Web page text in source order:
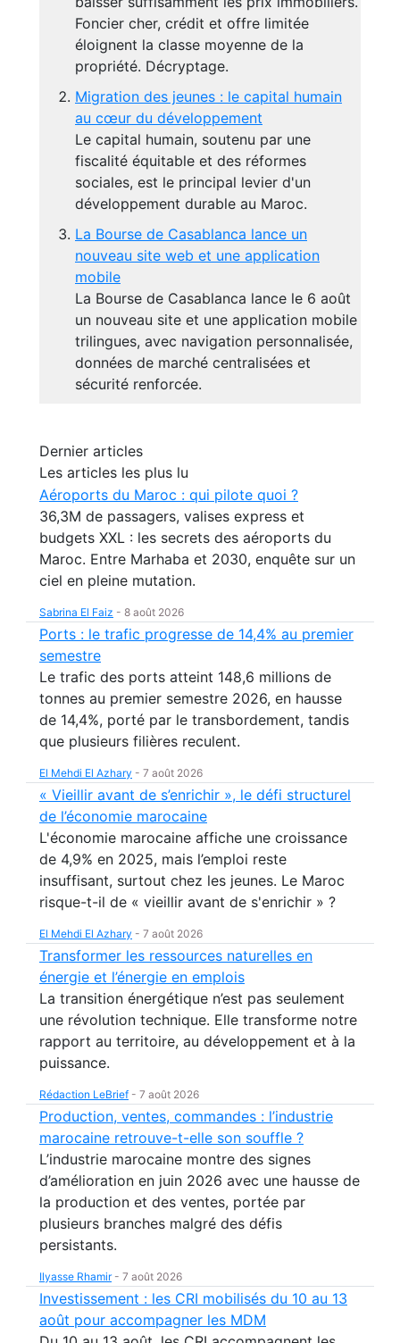
Foncier cher, crédit et offre limitée
éloignent la classe moyenne de la
propriété. Décryptage.
Migration des jeunes : le capital humain
au cœur du développement
Le capital humain, soutenu par une
fiscalité équitable et des réformes
sociales, est le principal levier d'un
développement durable au Maroc.
La Bourse de Casablanca lance un
nouveau site web et une application
mobile
La Bourse de Casablanca lance le 6 août
un nouveau site et une application mobile
trilingues, avec navigation personnalisée,
données de marché centralisées et
sécurité renforcée.
Dernier articles
Les articles les plus lu
Aéroports du Maroc : qui pilote quoi ?
36,3M de passagers, valises express et
budgets XXL : les secrets des aéroports du
Maroc. Entre Marhaba et 2030, enquête sur un
ciel en pleine mutation.
Sabrina El Faiz - 8 août 2026
Ports : le trafic progresse de 14,4% au premier
semestre
Le trafic des ports atteint 148,6 millions de
tonnes au premier semestre 2026, en hausse
de 14,4%, porté par le transbordement, tandis
que plusieurs filières reculent.
El Mehdi El Azhary - 7 août 2026
« Vieillir avant de s’enrichir », le défi structurel
de l’économie marocaine
L'économie marocaine affiche une croissance
de 4,9% en 2025, mais l’emploi reste
insuffisant, surtout chez les jeunes. Le Maroc
risque-t-il de « vieillir avant de s'enrichir » ?
El Mehdi El Azhary - 7 août 2026
Transformer les ressources naturelles en
énergie et l’énergie en emplois
La transition énergétique n’est pas seulement
une révolution technique. Elle transforme notre
rapport au territoire, au développement et à la
puissance.
Rédaction LeBrief - 7 août 2026
Production, ventes, commandes : l’industrie
marocaine retrouve-t-elle son souffle ?
L’industrie marocaine montre des signes
d’amélioration en juin 2026 avec une hausse de
la production et des ventes, portée par
plusieurs branches malgré des défis
persistants.
Ilyasse Rhamir- 7 août 2026
Investissement : les CRI mobilisés du 10 au 13
août pour accompagner les MDM